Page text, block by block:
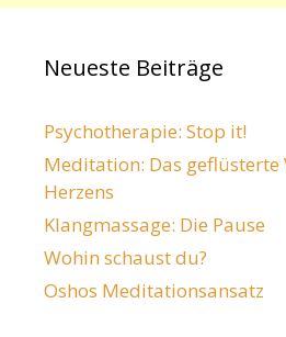
Neueste Beiträge
Psychotherapie: Stop it!
Meditation: Das geflüsterte
Herzens
Klangmassage: Die Pause
Wohin schaust du?
Oshos Meditationsansatz